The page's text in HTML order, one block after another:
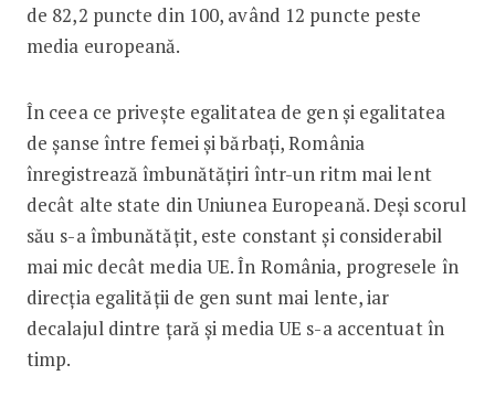
de 82,2 puncte din 100, având 12 puncte peste
media europeană.
În ceea ce privește egalitatea de gen și egalitatea
de șanse între femei și bărbați, România
înregistrează îmbunătățiri într-un ritm mai lent
decât alte state din Uniunea Europeană. Deși scorul
său s-a îmbunătățit, este constant și considerabil
mai mic decât media UE. În România, progresele în
direcția egalității de gen sunt mai lente, iar
decalajul dintre țară și media UE s-a accentuat în
timp.